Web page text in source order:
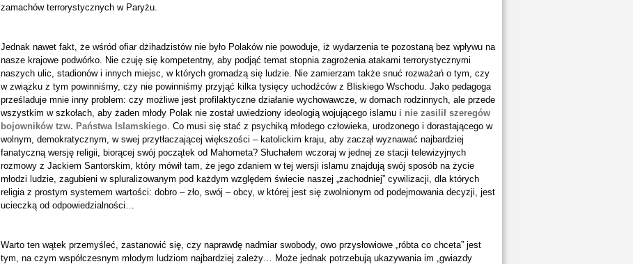
zamachów terrorystycznych w Paryżu.
Jednak nawet fakt, że wśród ofiar dżihadzistów nie było Polaków nie powoduje, iż wydarzenia te pozostaną bez wpływu na
nasze krajowe podwórko. Nie czuję się kompetentny, aby podjąć temat stopnia zagrożenia atakami terrorystycznymi
naszych ulic, stadionów i innych miejsc, w których gromadzą się ludzie. Nie zamierzam także snuć rozważań o tym, czy
w związku z tym powinniśmy, czy nie powinniśmy przyjąć kilka tysięcy uchodźców z Bliskiego Wschodu. Jako pedagoga
prześladuje mnie inny problem: czy możliwe jest profilaktyczne działanie wychowawcze, w domach rodzinnych, ale przede
wszystkim w szkołach, aby żaden młody Polak nie został uwiedziony ideologią wojującego islamu i nie zasilił szeregów
bojowników tzw. Państwa Islamskiego. Co musi się stać z psychiką młodego człowieka, urodzonego i dorastającego w
wolnym, demokratycznym, w swej przytłaczającej większości – katolickim kraju, aby zaczął wyznawać najbardziej
fanatyczną wersję religii, biorącej swój początek od Mahometa? Słuchałem wczoraj w jednej ze stacji telewizyjnych
rozmowy z Jackiem Santorskim, który mówił tam, że jego zdaniem w tej wersji islamu znajdują swój sposób na życie
młodzi ludzie, zagubieni w spluralizowanym pod każdym względem świecie naszej „zachodniej” cywilizacji, dla których
religia z prostym systemem wartości: dobro – zło, swój – obcy, w której jest się zwolnionym od podejmowania decyzji, jest
ucieczką od odpowiedzialności…
Warto ten wątek przemyśleć, zastanowić się, czy naprawdę nadmiar swobody, owo przysłowiowe „róbta co chceta” jest
tym, na czym współczesnym młodym ludziom najbardziej zależy… Może jednak potrzebują ukazywania im „gwiazdy